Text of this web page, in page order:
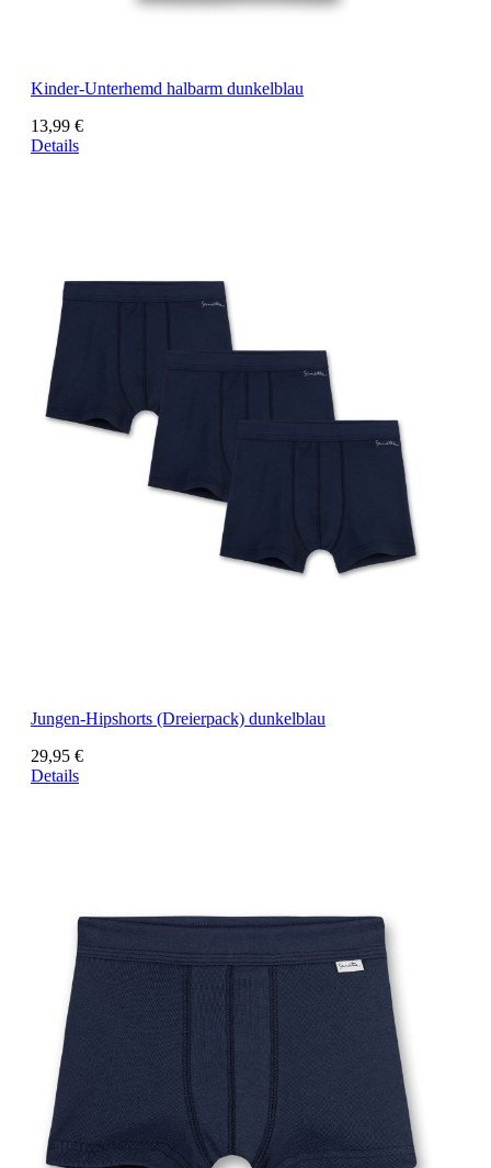
Kinder-Unterhemd halbarm dunkelblau
13,99 €
Details
Jungen-Hipshorts (Dreierpack) dunkelblau
29,95 €
Details